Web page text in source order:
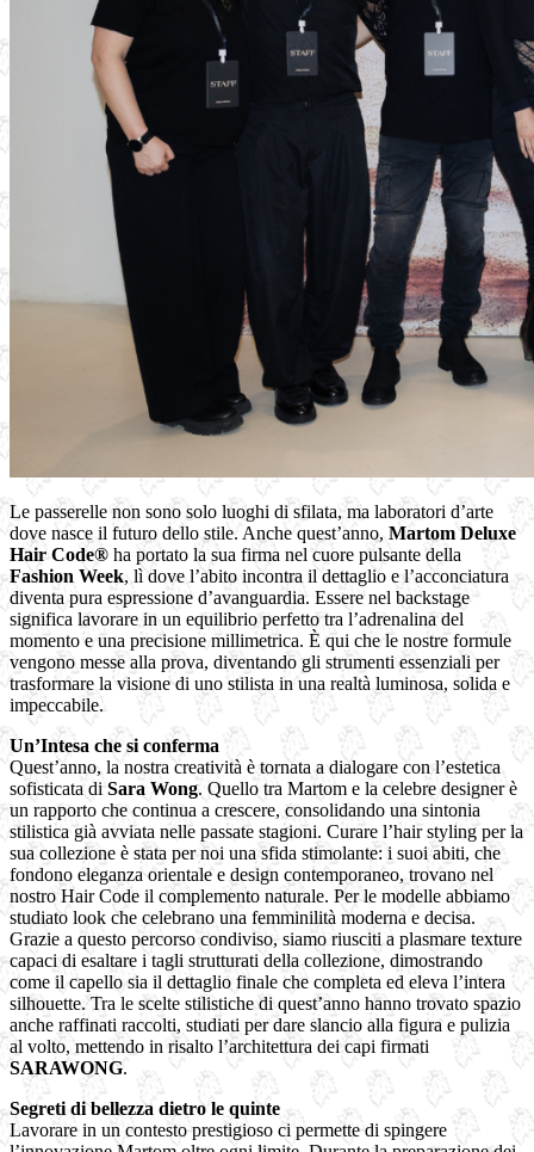
Le passerelle non sono solo luoghi di sfilata, ma laboratori d’arte
dove nasce il futuro dello stile. Anche quest’anno, Martom Deluxe
Hair Code® ha portato la sua firma nel cuore pulsante della
Fashion Week, lì dove l’abito incontra il dettaglio e l’acconciatura
diventa pura espressione d’avanguardia. Essere nel backstage
significa lavorare in un equilibrio perfetto tra l’adrenalina del
momento e una precisione millimetrica. È qui che le nostre formule
vengono messe alla prova, diventando gli strumenti essenziali per
trasformare la visione di uno stilista in una realtà luminosa, solida e
impeccabile.
Un’Intesa che si conferma
Quest’anno, la nostra creatività è tornata a dialogare con l’estetica
sofisticata di Sara Wong. Quello tra Martom e la celebre designer è
un rapporto che continua a crescere, consolidando una sintonia
stilistica già avviata nelle passate stagioni. Curare l’hair styling per la
sua collezione è stata per noi una sfida stimolante: i suoi abiti, che
fondono eleganza orientale e design contemporaneo, trovano nel
nostro Hair Code il complemento naturale. Per le modelle abbiamo
studiato look che celebrano una femminilità moderna e decisa.
Grazie a questo percorso condiviso, siamo riusciti a plasmare texture
capaci di esaltare i tagli strutturati della collezione, dimostrando
come il capello sia il dettaglio finale che completa ed eleva l’intera
silhouette. Tra le scelte stilistiche di quest’anno hanno trovato spazio
anche raffinati raccolti, studiati per dare slancio alla figura e pulizia
al volto, mettendo in risalto l’architettura dei capi firmati
SARAWONG.
Segreti di bellezza dietro le quinte
Lavorare in un contesto prestigioso ci permette di spingere